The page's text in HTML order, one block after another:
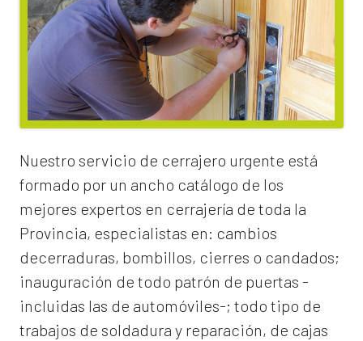
Nuestro servicio de cerrajero urgente está
formado por un ancho catálogo de los
mejores expertos en cerrajería de toda la
Provincia, especialistas en: cambios
decerraduras, bombillos, cierres o candados;
inauguración de todo patrón de puertas -
incluidas las de automóviles-; todo tipo de
trabajos de soldadura y reparación, de cajas